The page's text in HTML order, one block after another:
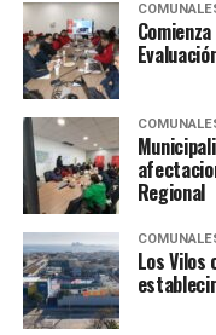
Regional
Los